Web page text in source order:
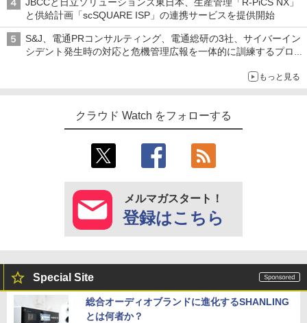
JBCCと日立ソリューションズ東日本、生産管理「R-PiCS NX」
と供給計画「scSQUARE ISP」の連携サービスを提供開始
S&J、電通PRコンサルティング、電通総研の3社、サイバーイン
シデント発生時の対応と危機管理広報を一体的に訓練するプログ
もっと見る
クラウド Watch をフォローする
メルマガスタート！
登録はこちら
Special Site
総合オーディオブランドに進化するSHANLING
とは何者か？